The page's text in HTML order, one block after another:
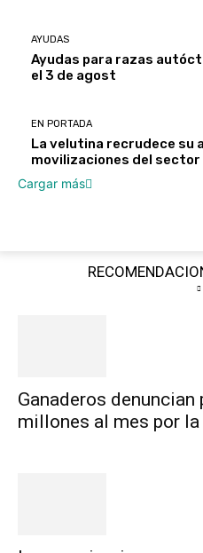
AYUDAS
Ayudas para razas
el 3 de agost
EN PORTADA
La velutina recrudece su
movilizaciones del sector
Cargar más
Ganaderos denuncian
millones al mes por la